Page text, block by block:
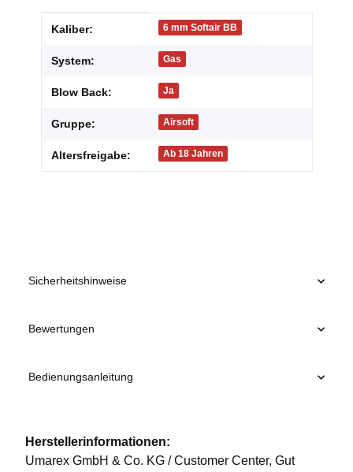
Produkteigenschaft
Wert
Kaliber: 6 mm Softair BB
System: Gas
Blow Back: Ja
Gruppe: Airsoft
Altersfreigabe: Ab 18 Jahren
Sicherheitshinweise
Bewertungen
Bedienungsanleitung
Herstellerinformationen:
Umarex GmbH & Co. KG / Customer Center, Gut